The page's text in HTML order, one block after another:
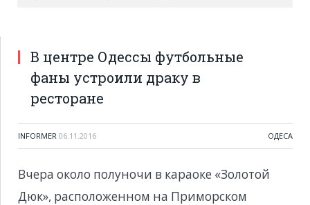
В центре Одессы футбольные
фаны устроили драку в
ресторане
INFORMER 06.11.2016 ОДЕСА
Вчера около полуночи в караоке «Золотой
Дюк», расположенном на Приморском